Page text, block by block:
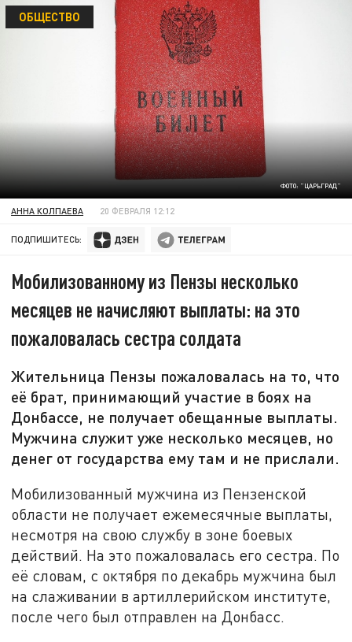
ФОТО: "ЦАРЬГРАД"
ОБЩЕСТВО
АННА КОЛПАЕВА 20 ФЕВРАЛЯ 12:12
ПОДПИШИТЕСЬ:
Мобилизованному из Пензы несколько
месяцев не начисляют выплаты: на это
пожаловалась сестра солдата
Жительница Пензы пожаловалась на то, что
её брат, принимающий участие в боях на
Донбассе, не получает обещанные выплаты.
Мужчина служит уже несколько месяцев, но
денег от государства ему там и не прислали.
Мобилизованный мужчина из Пензенской
области не получает ежемесячные выплаты,
несмотря на свою службу в зоне боевых
действий. На это пожаловалась его сестра. По
её словам, с октября по декабрь мужчина был
на слаживании в артиллерийском институте,
после чего был отправлен на Донбасс.